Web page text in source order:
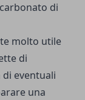
di
molto utile
di
di eventuali
una